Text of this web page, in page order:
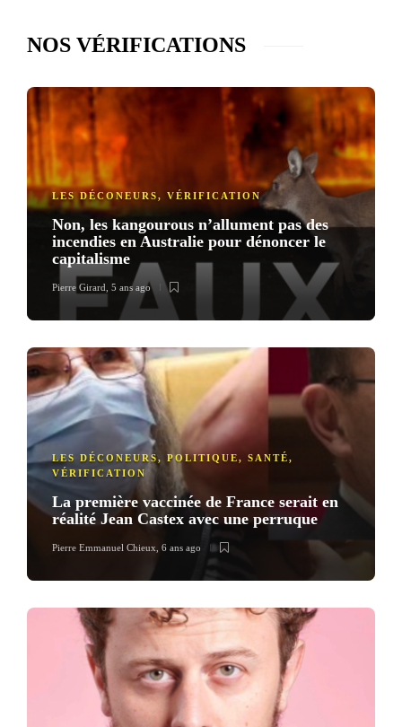
NOS VÉRIFICATIONS
LES DÉCONEURS, VÉRIFICATION
Non, les kangourous n’allument pas des
incendies en Australie pour dénoncer le
capitalisme
Pierre Girard 5 ans ago
LES DÉCONEURS, POLITIQUE, SANTÉ,
VÉRIFICATION
La première vaccinée de France serait en
réalité Jean Castex avec une perruque
Pierre Emmanuel Chieux 6 ans ago